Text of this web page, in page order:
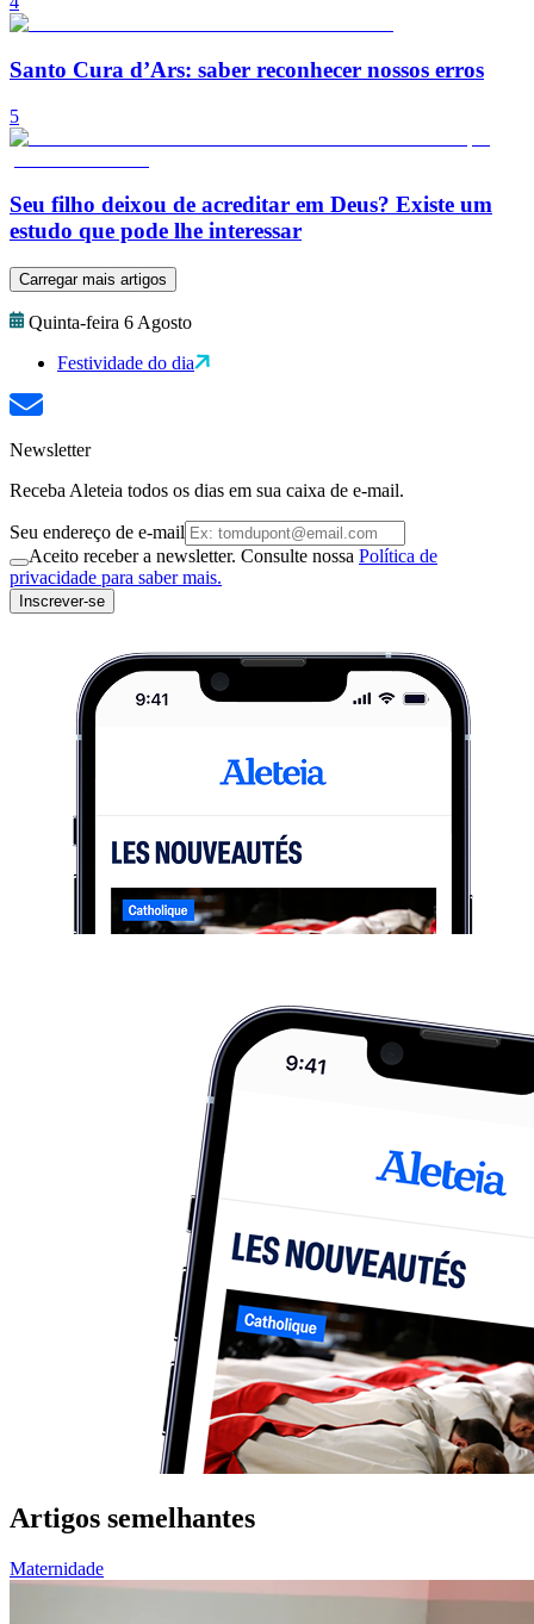
Santo Cura d’Ars: saber reconhecer nossos erros
5
Seu filho deixou de acreditar em Deus? Existe um
estudo que pode lhe interessar
Carregar mais artigos
Quinta-feira 6 Agosto
Festividade do dia
Newsletter
Receba Aleteia todos os dias em sua caixa de e-mail.
Seu endereço de e-mail
Aceito receber a newsletter. Consulte nossa Política de
privacidade para saber mais.
Inscrever-se
Artigos semelhantes
Maternidade